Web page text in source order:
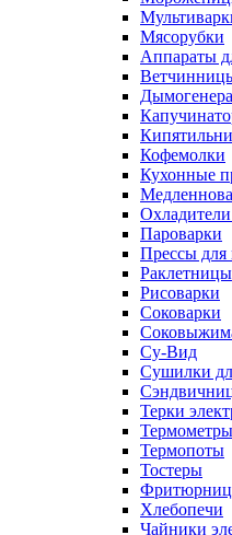
Мясорубки
Аппараты
Кофемолки
Кухонные
Пароварки
Прессы для
Раклетницы
Рисоварки
Соковарки
Су-Вид
Сушилки
Терки
Термопоты
Тостеры
Хлебопечи
Чайники